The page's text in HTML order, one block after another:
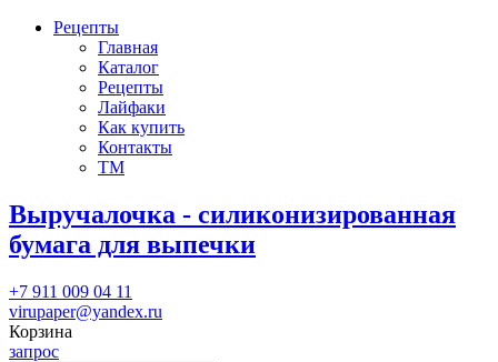
Рецепты
Главная
Каталог
Рецепты
Лайфаки
Как купить
Контакты
ТМ
Выручалочка - силиконизированная
бумага для выпечки
+7 911 009 04 11
virupaper@yandex.ru
Корзина
запрос